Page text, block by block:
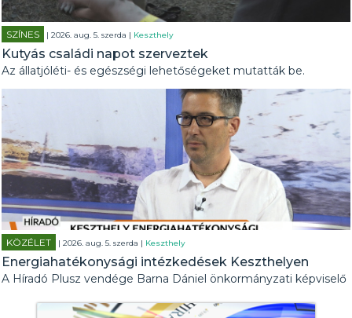
SZÍNES | 2026. aug. 5. szerda | Keszthely
Kutyás családi napot szerveztek
Az állatjóléti- és egészségi lehetőségeket mutatták be.
KÖZÉLET | 2026. aug. 5. szerda | Keszthely
Energiahatékonysági intézkedések Keszthelyen
A Híradó Plusz vendége Barna Dániel önkormányzati képviselő